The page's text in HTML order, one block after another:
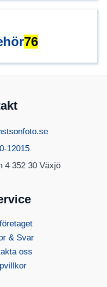
76
12015
4 352 30 Växjö
& Svar
oss